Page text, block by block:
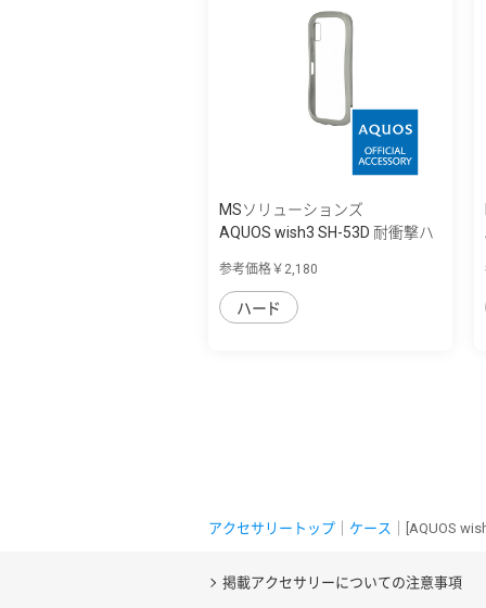
MSソリューションズ
AQUOS wish3 SH-53D 耐衝撃ハ
参考価格￥2,180
ハード
アクセサリートップ ケース ｜[AQUOS
掲載アクセサリーについての注意事項